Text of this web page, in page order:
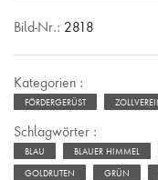
Bild-Nr.: 2818
Kategorien :
FÖRDERGERÜST
Schlagwörter :
BLAU BLAUER HIMMEL
GOLDRUTEN GRÜN